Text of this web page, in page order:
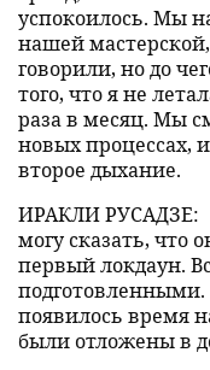
успокоилось. Мы
нашей
говорили, но до
того, что я не
раза в месяц. Мы
новых процессах,
второе дыхание.
ИРАКЛИ РУСАДЗЕ:
могу сказать, что
первый локдаун.
подготовленными.
появилось время
были отложены в